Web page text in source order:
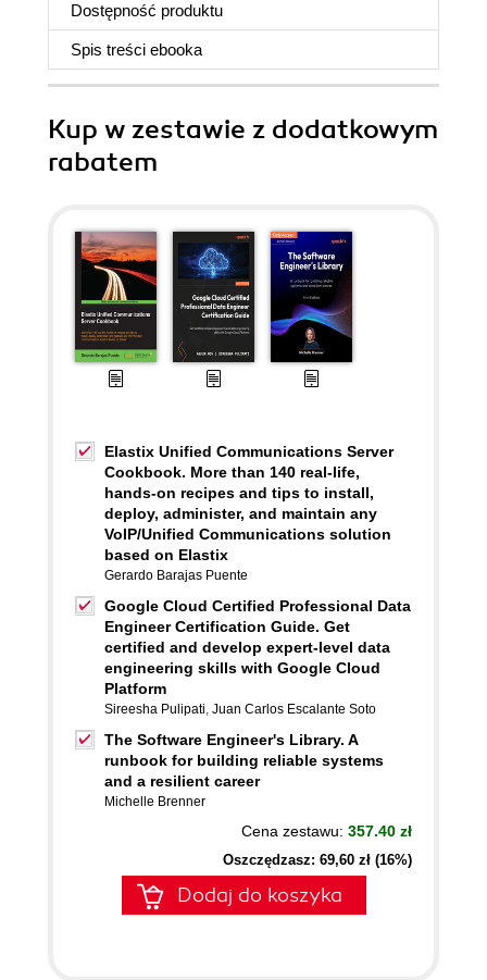
Dostępność produktu
Spis treści ebooka
Kup w zestawie z dodatkowym
rabatem
Elastix Unified Communications Server
Cookbook. More than 140 real-life,
hands-on recipes and tips to install,
deploy, administer, and maintain any
VoIP/Unified Communications solution
based on Elastix
Gerardo Barajas Puente
Google Cloud Certified Professional Data
Engineer Certification Guide. Get
certified and develop expert-level data
engineering skills with Google Cloud
Platform
Sireesha Pulipati, Juan Carlos Escalante Soto
The Software Engineer's Library. A
runbook for building reliable systems
and a resilient career
Michelle Brenner
Cena zestawu: 357.40 zł
Oszczędzasz: 69,60 zł (16%)
Dodaj do koszyka